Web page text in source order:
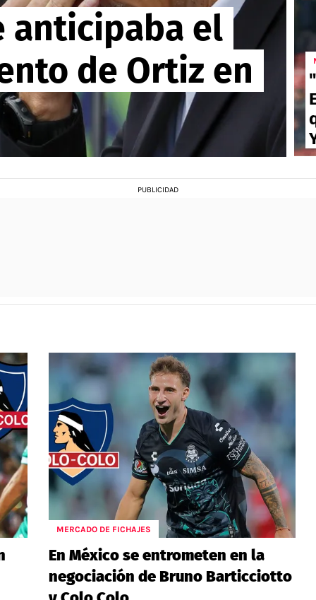
anticipaba el
de Ortiz en
MERCADO DE FICHAJES
En México se entrometen en la
negociación de Bruno Barticciotto